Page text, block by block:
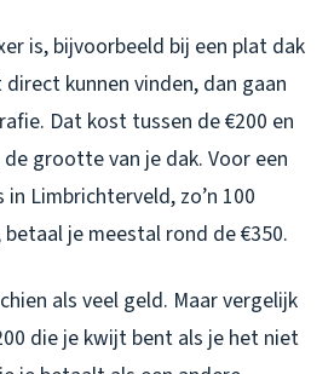
is, bijvoorbeeld bij een plat dak
kunnen vinden, dan gaan
Dat kost tussen de €200 en
grootte van je dak. Voor een
Limbrichterveld, zo’n 100
je meestal rond de €350.
als veel geld. Maar vergelijk
die je kwijt bent als je het niet